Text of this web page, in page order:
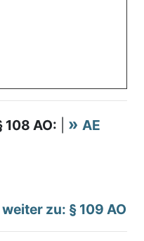
AO:
AE
weiter zu: § 109 AO